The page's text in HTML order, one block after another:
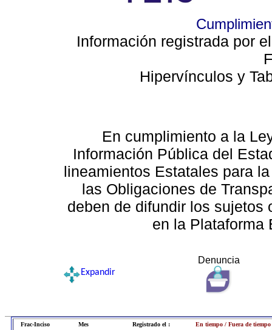
Información registrada por
Hipervínculos y
En cumplimiento a la
Información Pública del
lineamientos Estatales para
las Obligaciones de
deben de difundir los sujetos
en la Plataforma
Denuncia
Expandir
Frac-Inciso Mes Registrado el : En tiempo / Fuera de tiempo